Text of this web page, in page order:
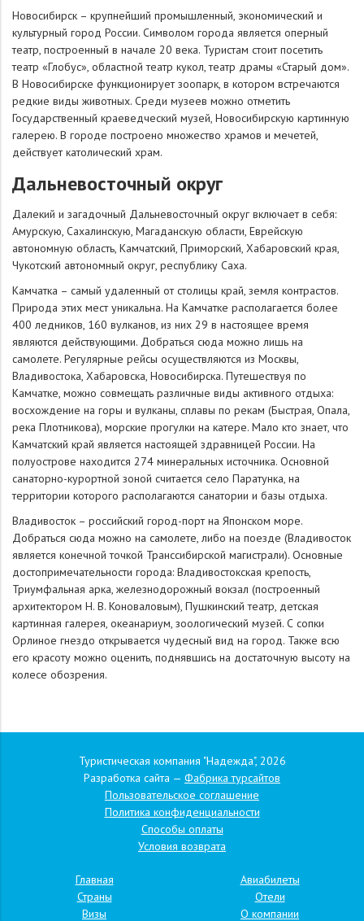
Новосибирск – крупнейший промышленный, экономический и
культурный город России. Символом города является оперный
театр, построенный в начале 20 века. Туристам стоит посетить
театр «Глобус», областной театр кукол, театр драмы «Старый дом».
В Новосибирске функционирует зоопарк, в котором встречаются
редкие виды животных. Среди музеев можно отметить
Государственный краеведческий музей, Новосибирскую картинную
галерею. В городе построено множество храмов и мечетей,
действует католический храм.
Дальневосточный округ
Далекий и загадочный Дальневосточный округ включает в себя:
Амурскую, Сахалинскую, Магаданскую области, Еврейскую
автономную область, Камчатский, Приморский, Хабаровский края,
Чукотский автономный округ, республику Саха.
Камчатка – самый удаленный от столицы край, земля контрастов.
Природа этих мест уникальна. На Камчатке располагается более
400 ледников, 160 вулканов, из них 29 в настоящее время
являются действующими. Добраться сюда можно лишь на
самолете. Регулярные рейсы осуществляются из Москвы,
Владивостока, Хабаровска, Новосибирска. Путешествуя по
Камчатке, можно совмещать различные виды активного отдыха:
восхождение на горы и вулканы, сплавы по рекам (Быстрая, Опала,
река Плотникова), морские прогулки на катере. Мало кто знает, что
Камчатский край является настоящей здравницей России. На
полуострове находится 274 минеральных источника. Основной
санаторно-курортной зоной считается село Паратунка, на
территории которого располагаются санатории и базы отдыха.
Владивосток – российский город-порт на Японском море.
Добраться сюда можно на самолете, либо на поезде (Владивосток
является конечной точкой Транссибирской магистрали). Основные
достопримечательности города: Владивостокская крепость,
Триумфальная арка, железнодорожный вокзал (построенный
архитектором Н. В. Коноваловым), Пушкинский театр, детская
картинная галерея, океанариум, зоологический музей. С сопки
Орлиное гнездо открывается чудесный вид на город. Также всю
его красоту можно оценить, поднявшись на достаточную высоту на
колесе обозрения.
Туристическая компания "Надежда", 2026
Разработка сайта — Фабрика турсайтов
Пользовательское соглашение
Политика конфиденциальности
Способы оплаты
Условия возврата
Главная
Страны
Визы
Авиабилеты
Отели
О компании